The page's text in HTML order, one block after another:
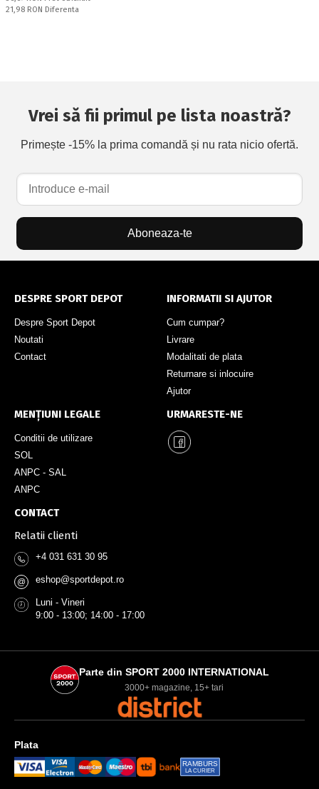
Спестявате:
21,98 RON Diferenta
Vrei să fii primul pe lista noastră?
Primește -15% la prima comandă și nu rata nicio ofertă.
Aboneaza-te
DESPRE SPORT DEPOT
Despre Sport Depot
Noutati
Contact
INFORMATII SI AJUTOR
Cum cumpar?
Livrare
Modalitati de plata
Returnare si inlocuire
Ajutor
MENȚIUNI LEGALE
Conditii de utilizare
SOL
ANPC - SAL
ANPC
URMARESTE-NE
CONTACT
Relatii clienti
+4 031 631 30 95
@ eshop@sportdepot.ro
Luni - Vineri
9:00 - 13:00; 14:00 - 17:00
Parte din SPORT 2000 INTERNATIONAL
3000+ magazine, 15+ tari
Plata
RAMBURS
LA CURIER